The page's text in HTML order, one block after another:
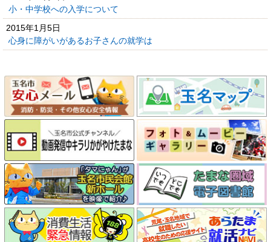
小・中学校への入学について
2015年1月5日
心身に障がいがあるお子さんの就学は